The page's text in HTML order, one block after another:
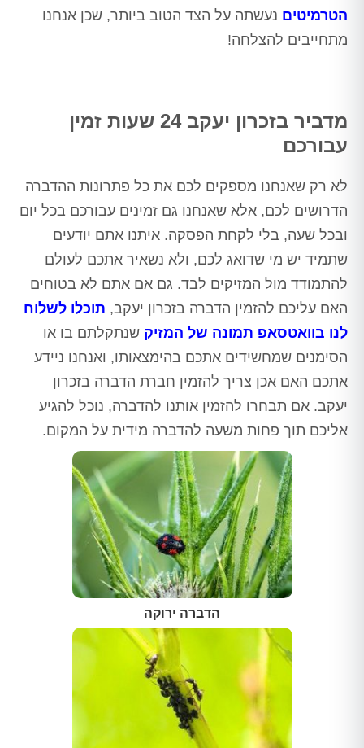
הטרמיטים נעשתה על הצד הטוב ביותר, שכן אנחנו
מתחייבים להצלחה!
מדביר בזכרון יעקב 24 שעות זמין
עבורכם
לא רק שאנחנו מספקים לכם את כל פתרונות ההדברה
הדרושים לכם, אלא שאנחנו גם זמינים עבורכם בכל יום
ובכל שעה, בלי לקחת הפסקה. איתנו אתם יודעים
שתמיד יש מי שדואג לכם, ולא נשאיר אתכם לעולם
להתמודד מול המזיקים לבד. גם אם אתם לא בטוחים
האם עליכם להזמין הדברה בזכרון יעקב, תוכלו לשלוח
לנו בוואטסאפ תמונה של המזיק שנתקלתם בו או
הסימנים שמחשידים אתכם בהימצאותו, ואנחנו ניידע
אתכם האם אכן צריך להזמין חברת הדברה בזכרון
יעקב. אם תבחרו להזמין אותנו להדברה, נוכל להגיע
אליכם תוך פחות משעה להדברה מידית על המקום.
הדברה ירוקה